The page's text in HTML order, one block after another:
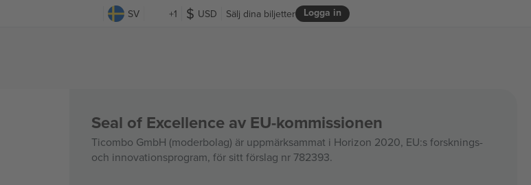
SV +1 USD Logga in
Sälj dina biljetter
Seal of Excellence av EU-kommissionen
Ticombo GmbH (moderbolag) är uppmärksammat i Horizon 2020, EU:s forsknings-
och innovationsprogram, för sitt förslag nr 782393.